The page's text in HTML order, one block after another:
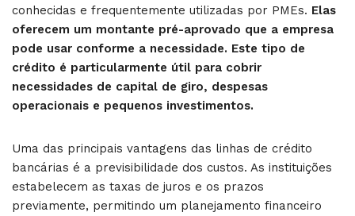
conhecidas e frequentemente utilizadas por PMEs. Elas
oferecem um montante pré-aprovado que a empresa
pode usar conforme a necessidade. Este tipo de
crédito é particularmente útil para cobrir
necessidades de capital de giro, despesas
operacionais e pequenos investimentos.
Uma das principais vantagens das linhas de crédito
bancárias é a previsibilidade dos custos. As instituições
estabelecem as taxas de juros e os prazos
previamente, permitindo um planejamento financeiro